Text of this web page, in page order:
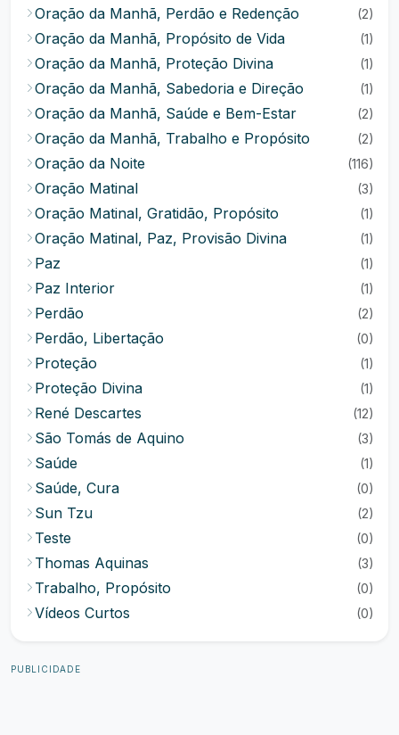
Oração da Manhã, Perdão e Redenção (2)
Oração da Manhã, Propósito de Vida (1)
Oração da Manhã, Proteção Divina (1)
Oração da Manhã, Sabedoria e Direção (1)
Oração da Manhã, Saúde e Bem-Estar (2)
Oração da Manhã, Trabalho e Propósito (2)
Oração da Noite (116)
Oração Matinal (3)
Oração Matinal, Gratidão, Propósito (1)
Oração Matinal, Paz, Provisão Divina (1)
Paz (1)
Paz Interior (1)
Perdão (2)
Perdão, Libertação (0)
Proteção (1)
Proteção Divina (1)
René Descartes (12)
São Tomás de Aquino (3)
Saúde (1)
Saúde, Cura (0)
Sun Tzu (2)
Teste (0)
Thomas Aquinas (3)
Trabalho, Propósito (0)
Vídeos Curtos (0)
PUBLICIDADE